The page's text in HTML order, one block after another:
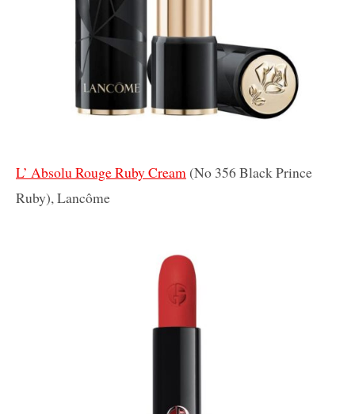
L’ Absolu Rouge Ruby Cream (Νο 356 Black Prince
Ruby), Lancôme